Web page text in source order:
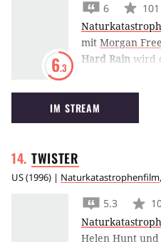
6.3
6 101
mit Morgan
Hard Rain wird
überrascht.
brechen und
schwemmen.
plant, den
überfallen und
(CF)
IM STREAM
TWISTER
US(1996) | Naturkatastrophenfilm,
5.3
Helen Hunt und